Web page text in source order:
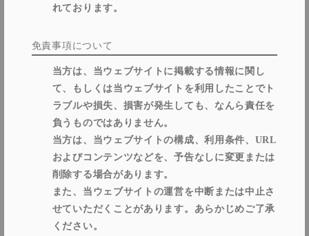
れております。
免責事項について
当方は、当ウェブサイトに掲載する情報に関し
て、もしくは当ウェブサイトを利用したことでト
ラブルや損失、損害が発生しても、なんら責任を
負うものではありません。
当方は、当ウェブサイトの構成、利用条件、URL
およびコンテンツなどを、予告なしに変更または
削除する場合があります。
また、当ウェブサイトの運営を中断または中止さ
せていただくことがあります。あらかじめご了承
ください。